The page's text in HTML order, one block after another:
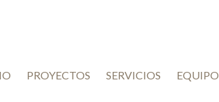
PROYECTOS SERVICIOS EQUIPO